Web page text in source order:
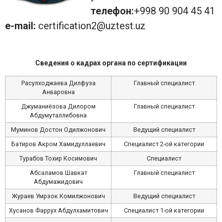
телефон:+998 90 904 45 41
e-mail: certification2@uztest.uz
Сведения о кадрах органа по сертификации
Расулходжаева Дилфуза
Анваровна
Главный специалист
Джуманиёзова Дилором
Абдумуталлибовна
Главный специалист
Муминов Достон Одилжонович
Ведущий специалист
Батиров Акром Хамидуллаевич
Специалист 2-ой категории
Турабов Тохир Косимович
Специалист
Абсаламов Шавкат
Абдумажидович
Главный специалист
Жураев Умрзок Комилжонович
Ведущий специалист
Хусанов Фаррух Абдулхамитович
Специалист 1-ой категории